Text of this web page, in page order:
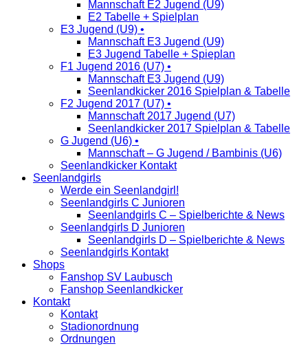
Mannschaft E2 Jugend (U9)
E2 Tabelle + Spielplan
E3 Jugend (U9) •
Mannschaft E3 Jugend (U9)
E3 Jugend Tabelle + Spieplan
F1 Jugend 2016 (U7) •
Mannschaft E3 Jugend (U9)
Seenlandkicker 2016 Spielplan & Tabelle
F2 Jugend 2017 (U7) •
Mannschaft 2017 Jugend (U7)
Seenlandkicker 2017 Spielplan & Tabelle
G Jugend (U6) •
Mannschaft – G Jugend / Bambinis (U6)
Seenlandkicker Kontakt
Seenlandgirls
Werde ein Seenlandgirl!
Seenlandgirls C Junioren
Seenlandgirls C – Spielberichte & News
Seenlandgirls D Junioren
Seenlandgirls D – Spielberichte & News
Seenlandgirls Kontakt
Shops
Fanshop SV Laubusch
Fanshop Seenlandkicker
Kontakt
Kontakt
Stadionordnung
Ordnungen